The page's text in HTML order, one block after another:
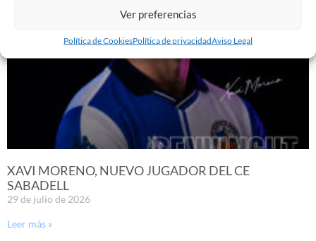
Ver preferencias
Política de CookiesPolítica de privacidadAviso Legal
XAVI MORENO, NUEVO JUGADOR DEL CE
SABADELL
29 de julio de 2026
Leer más »